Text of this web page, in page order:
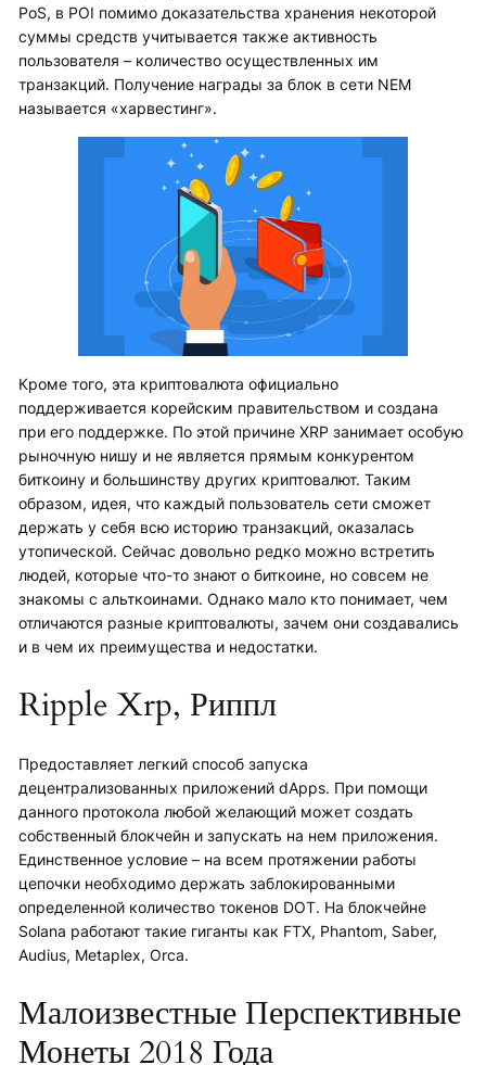
PoS, в POI помимо доказательства хранения некоторой
суммы средств учитывается также активность
пользователя – количество осуществленных им
транзакций. Получение награды за блок в сети NEM
называется «харвестинг».
Кроме того, эта криптовалюта официально
поддерживается корейским правительством и создана
при его поддержке. По этой причине XRP занимает особую
рыночную нишу и не является прямым конкурентом
биткоину и большинству других криптовалют. Таким
образом, идея, что каждый пользователь сети сможет
держать у себя всю историю транзакций, оказалась
утопической. Сейчас довольно редко можно встретить
людей, которые что-то знают о биткоине, но совсем не
знакомы с альткоинами. Однако мало кто понимает, чем
отличаются разные криптовалюты, зачем они создавались
и в чем их преимущества и недостатки.
Ripple Xrp, Риппл
Предоставляет легкий способ запуска
децентрализованных приложений dApps. При помощи
данного протокола любой желающий может создать
собственный блокчейн и запускать на нем приложения.
Единственное условие – на всем протяжении работы
цепочки необходимо держать заблокированными
определенной количество токенов DOT. На блокчейне
Solana работают такие гиганты как FTX, Phantom, Saber,
Audius, Metaplex, Orca.
Малоизвестные Перспективные
Монеты 2018 Года